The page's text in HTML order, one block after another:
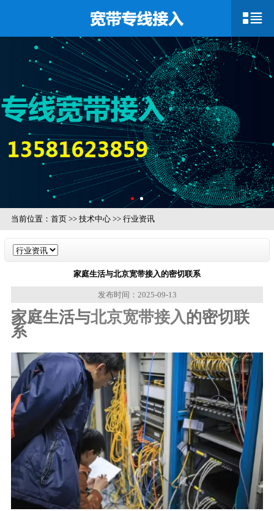
当前位置： 首页>> 技术中心>> 行业资讯
家庭生活与北京宽带接入的密切联系
发布时间：2025-09-13
家庭生活与北京宽带接入的密切联
系